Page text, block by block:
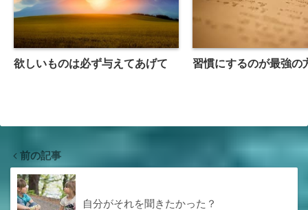
欲しいものは必ず与えてあげて 習慣にするのが最強の
前の記事
自分がそれを聞きたかった？